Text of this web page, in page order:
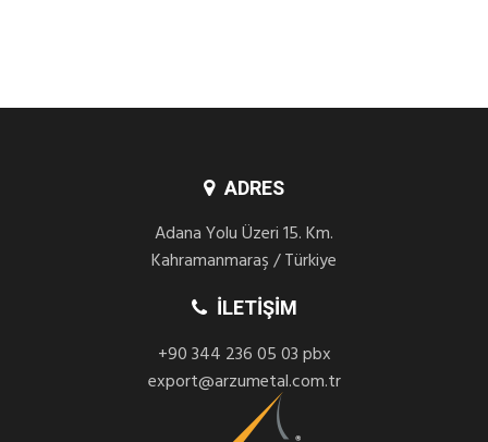
ADRES
Adana Yolu Üzeri 15. Km.
Kahramanmaraş / Türkiye
İLETIŞIM
+90 344 236 05 03 pbx
export@arzumetal.com.tr